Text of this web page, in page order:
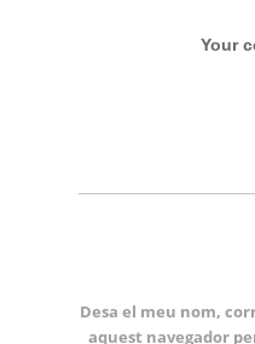
Desa el meu nom,
aquest navegador